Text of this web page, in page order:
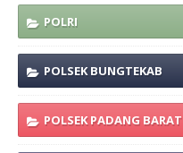
POLRI
POLSEK BUNGTEKAB
POLSEK PADANG BARAT